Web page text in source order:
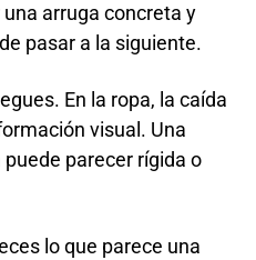
arruga concreta y
pasar a la siguiente.
En la ropa, la caída
visual. Una
parecer rígida o
lo que parece una